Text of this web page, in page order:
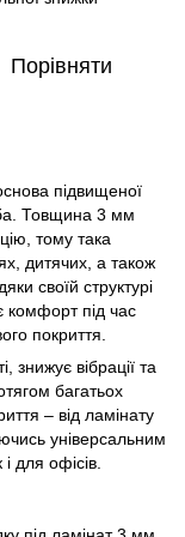
Порівняти
підвищеної
Товщина 3 мм
тому така
дитячих, а також
своїй структурі
комфорт під час
покриття.
знижує вібрації та
багатьох
– від ламінату
універсальним
для офісів.